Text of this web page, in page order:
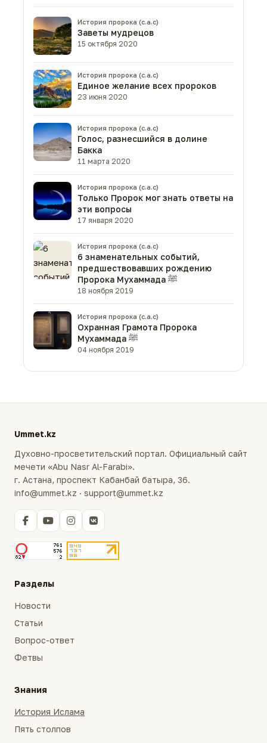
История пророка (с.а.с)
Заветы мудрецов
15 октября 2020
История пророка (с.а.с)
Единое желание всех пророков
23 июня 2020
История пророка (с.а.с)
Голос, разнесшийся в долине
Бакка
11 марта 2020
История пророка (с.а.с)
Только Пророк мог знать ответы на
эти вопросы
17 января 2020
История пророка (с.а.с)
6 знаменательных событий,
предшествовавших рождению
Пророка Мухаммада ﷺ
18 ноября 2019
История пророка (с.а.с)
Охранная Грамота Пророка
Мухаммада ﷺ
04 ноября 2019
Ummet.kz
Духовно-просветительский портал. Официальный сайт
мечети «Abu Nasr Al-Farabi».
г. Астана, проспект Кабанбай батыра, 36.
info@ummet.kz · support@ummet.kz
Разделы
Новости
Статьи
Вопрос-ответ
Фетвы
Знания
История Ислама
Пять столпов